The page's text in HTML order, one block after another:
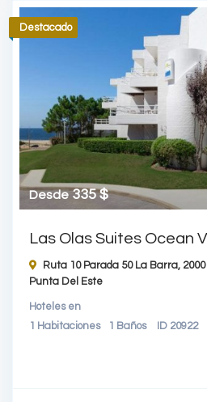
Desde335 $
Destacado
Las Olas Suites Ocean
Ruta 10 Parada 50 La Barra,
Punta Del Este
Hotelesen
1 Habitaciones 1 Baños ID 20922